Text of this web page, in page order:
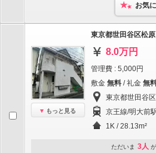
お気
もっと見る
東京都世田谷区松
8.0万円
管理費 : 5,000円
敷金 無料 / 礼金 無
東京都世田谷
京王線/明大前
1K / 28.13m²
ただいま 3人